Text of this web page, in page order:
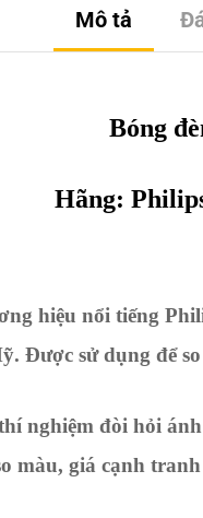
Mô tả
Bóng
Hãng:
hiệu nổi tiếng
Được sử dụng để
nghiệm đòi hỏi
màu, giá cạnh tranh